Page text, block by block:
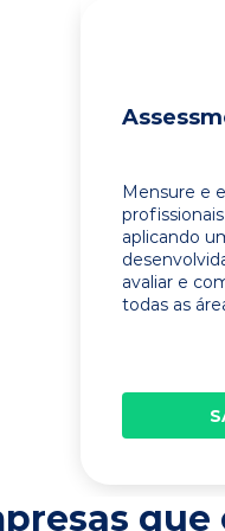
Mensure e
aplicando
avaliar e
todas as